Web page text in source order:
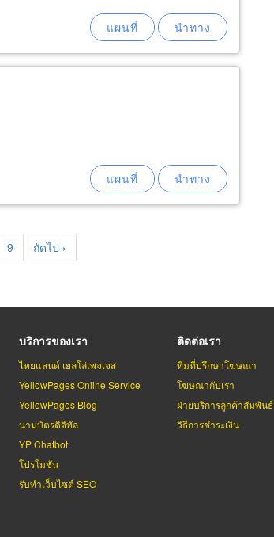
Page
9
Next
page
ถัดไป ›
บริการของเรา
ไทยแลนด์ เยลโล่เพจเจส
YellowPages Online Service
YellowPages Blog
นามบัตรดิจิทัล
YP Chatbot
โปรโมชั่น
รับทำเว็บไซต์ SEO
ติดต่อเรา
ทีมที่ปรึกษาโฆษณา
โฆษณากับเรา
ฝ่ายบริการลูกค้าสัมพันธ์
วิธีการชำระเงิน